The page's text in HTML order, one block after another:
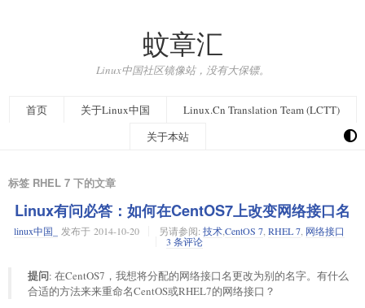
蚊章汇
Linux中国社区镜像站，没有大保镖。
首页 关于Linux中国
Linux.Cn Translation Team (LCTT)
关于本站
标签 RHEL 7 下的文章
Linux有问必答：如何在CentOS7上改变网络接口名
linux中国_ 发布于 2014-10-20 另请参阅: 技术CentOS 7 RHEL 7 网络接口
3 条评论
提问: 在CentOS7，我想将分配的网络接口名更改为别的名字。有什么
合适的方法来来重命名CentOS或RHEL7的网络接口？